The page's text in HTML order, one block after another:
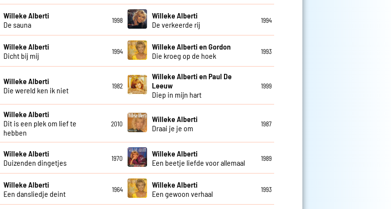
Willeke Alberti
De sauna
1998
Willeke Alberti
De verkeerde rij
1994
Willeke Alberti
Dicht bij mij
1994
Willeke Alberti en Gordon
Die kroeg op de hoek
1993
Willeke Alberti
Die wereld ken ik niet
1982
Willeke Alberti en Paul De
Leeuw
Diep in mijn hart
1999
Willeke Alberti
Dit is een plek om lief te
hebben
2010
Willeke Alberti
Draai je je om
1987
Willeke Alberti
Duizenden dingetjes
1970
Willeke Alberti
Een beetje liefde voor allemaal
1989
Willeke Alberti
Een dansliedje deint
1964
Willeke Alberti
Een gewoon verhaal
1993